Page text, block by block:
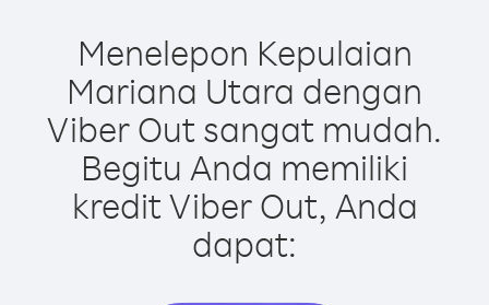
Menelepon Kepulaian
Mariana Utara dengan
Viber Out sangat mudah.
Begitu Anda memiliki
kredit Viber Out, Anda
dapat: